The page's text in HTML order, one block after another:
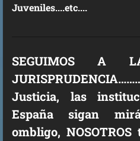
Juveniles....etc....
SEGUIMOS A
Justicia, las
España sigan
ombligo,